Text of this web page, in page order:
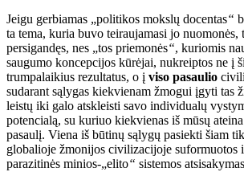
Jeigu gerbiamas „politikos mokslų docentas“
ta tema, kuria buvo teiraujamasi jo nuomonės,
persigandęs, nes „tos priemonės“, kuriomis
saugumo koncepcijos kūrėjai, nukreiptos ne į
trumpalaikius rezultatus, o į viso pasaulio
sudarant sąlygas kiekvienam žmogui įgyti tas
leistų iki galo atskleisti savo individualų
potencialą, su kuriuo kiekvienas iš mūsų
pasaulį. Viena iš būtinų sąlygų pasiekti šiam
globalioje žmonijos civilizacijoje suformuotos
parazitinės minios-„elito“ sistemos